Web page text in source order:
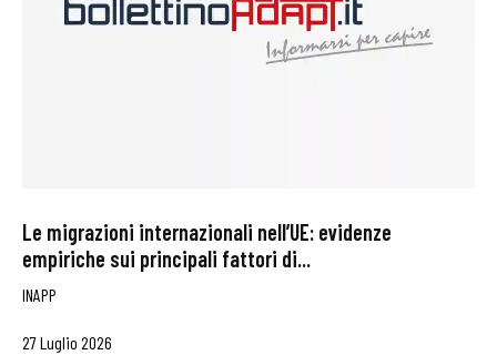
Le migrazioni internazionali nell’UE: evidenze
empiriche sui principali fattori di...
INAPP
27 Luglio 2026